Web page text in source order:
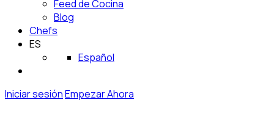
Feed de Cocina
Blog
Chefs
ES
Español
Iniciar sesiónEmpezar Ahora